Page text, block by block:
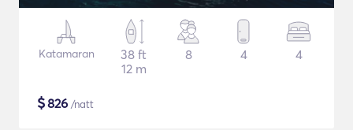
Katamaran
38 ft
12 m
8 4 4
$826 /natt